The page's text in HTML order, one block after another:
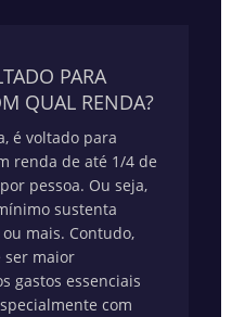
PARA
QUAL RENDA?
é voltado para
renda de até 1/4 de
pessoa. Ou seja,
sustenta
mais. Contudo,
ser maior
gastos essenciais
com